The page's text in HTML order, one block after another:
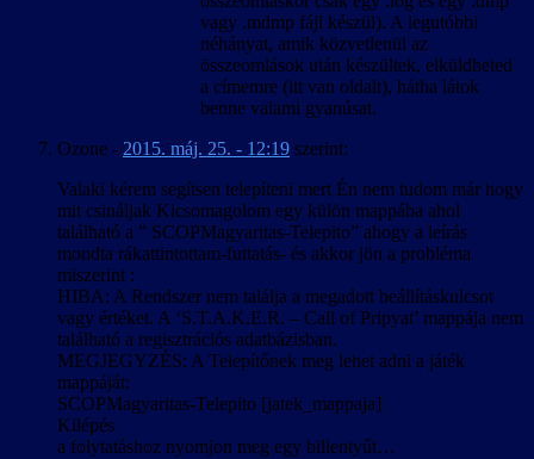
vagy .mdmp fájl készül). A legutóbbi
néhányat, amik közvetlenül az
összeomlások után készültek, elküldheted
a címemre (itt van oldalt), hátha látok
benne valami gyanúsat.
Ozone - 2015. máj. 25. - 12:19 szerint:
Valaki kérem segítsen telepíteni mert Én nem tudom már hogy
mit csináljak Kicsomagolom egy külön mappába ahol
található a ” SCOPMagyaritas-Telepito” ahogy a leírás
mondta rákattintottam-futtatás- és akkor jön a probléma
miszerint :
HIBA: A Rendszer nem találja a megadott beállításkulcsot
vagy értéket. A ‘S.T.A.K.E.R. – Call of Pripyat’ mappája nem
található a regisztrációs adatbázisban.
MEGJEGYZÉS: A Telepítőnek meg lehet adni a játék
mappáját:
SCOPMagyaritas-Telepito [jatek_mappaja]
Kilépés
a folytatáshoz nyomjon meg egy billentyűt…